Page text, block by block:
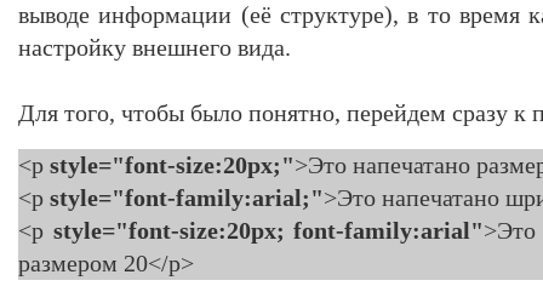
выводе информации (её структуре), в то время
настройку внешнего вида.
Для того, чтобы было понятно, перейдем сразу к
<p style="font-size:20px;">Это напечатано
<p style="font-family:arial;">Это напечатано
<p style="font-size:20px; font-family:arial"
размером 20</p>